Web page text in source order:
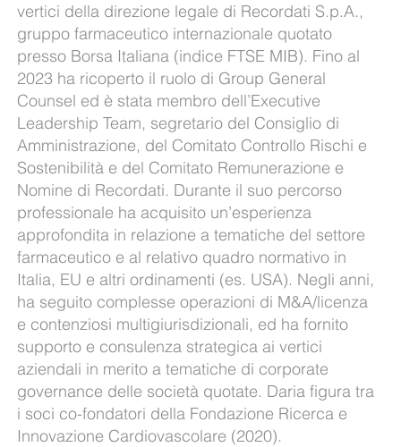
vertici della direzione legale di Recordati S.p.A.,
gruppo farmaceutico internazionale quotato
presso Borsa Italiana (indice FTSE MIB). Fino al
2023 ha ricoperto il ruolo di Group General
Counsel ed è stata membro dell’Executive
Leadership Team, segretario del Consiglio di
Amministrazione, del Comitato Controllo Rischi e
Sostenibilità e del Comitato Remunerazione e
Nomine di Recordati. Durante il suo percorso
professionale ha acquisito un’esperienza
approfondita in relazione a tematiche del settore
farmaceutico e al relativo quadro normativo in
Italia, EU e altri ordinamenti (es. USA). Negli anni,
ha seguito complesse operazioni di M&A/licenza
e contenziosi multigiurisdizionali, ed ha fornito
supporto e consulenza strategica ai vertici
aziendali in merito a tematiche di corporate
governance delle società quotate. Daria figura tra
i soci co-fondatori della Fondazione Ricerca e
Innovazione Cardiovascolare (2020).